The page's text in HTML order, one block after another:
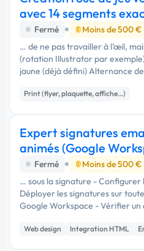
avec 14 segments
Fermé Moins de 500 €
… de ne pas travailler à l’œil,
(rotation Illustrator par
jaune (déjà défini) Alternance
avec iPhone Texte déjà défini
de la …
Print (flyer, plaquette, affiche...)
Expert signatures
animés (Google
Signitic)
Fermé Moins de 500 €
… sous la signature - Configurer
Déployer les signatures sur
Google Workspace - Vérifier
Mac, iPhone et principaux
Web design Integration HTML